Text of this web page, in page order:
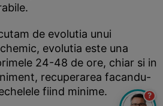
de evolutia unui
evolutia este una
24-48 de ore, chiar si in
recuperarea facandu-
fiind minime.
?